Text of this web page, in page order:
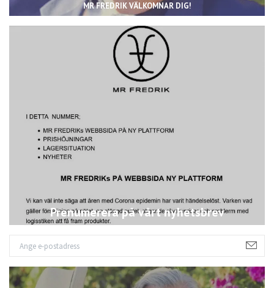
MR FREDRIK VÄLKOMNAR DIG!
Prenumerera på vårt nyhetsbrev